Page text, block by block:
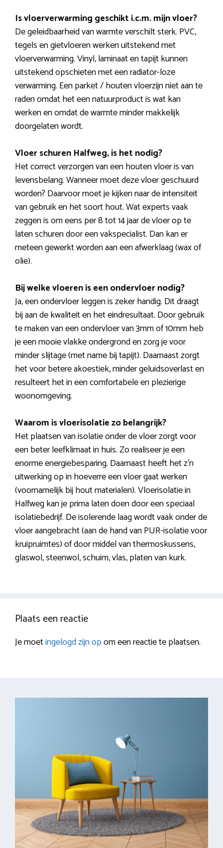
Is vloerverwarming geschikt i.c.m. mijn vloer?
De geleidbaarheid van warmte verschilt sterk. PVC,
tegels en gietvloeren werken uitstekend met
vloerverwarming. Vinyl, laminaat en tapijt kunnen
uitstekend opschieten met een radiator-loze
verwarming. Een parket / houten vloerzijn niet aan te
raden omdat het een natuurproduct is wat kan
werken en omdat de warmte minder makkelijk
doorgelaten wordt.
Vloer schuren Halfweg, is het nodig?
Het correct verzorgen van een houten vloer is van
levensbelang. Wanneer moet deze vloer geschuurd
worden? Daarvoor moet je kijken naar de intensiteit
van gebruik en het soort hout. Wat experts vaak
zeggen is om eens per 8 tot 14 jaar de vloer op te
laten schuren door een vakspecialist. Dan kan er
meteen gewerkt worden aan een afwerklaag (wax of
olie).
Bij welke vloeren is een ondervloer nodig?
Ja, een ondervloer leggen is zeker handig. Dit draagt
bij aan de kwaliteit en het eindresultaat. Door gebruik
te maken van een ondervloer van 3mm of 10mm heb
je een mooie vlakke ondergrond en zorg je voor
minder slijtage (met name bij tapijt). Daarnaast zorgt
het voor betere akoestiek, minder geluidsoverlast en
resulteert het in een comfortabele en plezierige
woonomgeving.
Waarom is vloerisolatie zo belangrijk?
Het plaatsen van isolatie onder de vloer zorgt voor
een beter leefklimaat in huis. Zo realiseer je een
enorme energiebesparing. Daarnaast heeft het z’n
uitwerking op in hoeverre een vloer gaat werken
(voornamelijk bij hout materialen). Vloerisolatie in
Halfweg kan je prima laten doen door een speciaal
isolatiebedrijf. De isolerende laag wordt vaak onder de
vloer aangebracht (aan de hand van PUR-isolatie voor
kruipruimtes) of door middel van thermoskussens,
glaswol, steenwol, schuim, vlas, platen van kurk.
Plaats een reactie
Je moetingelogd zijn opom een reactie te plaatsen.